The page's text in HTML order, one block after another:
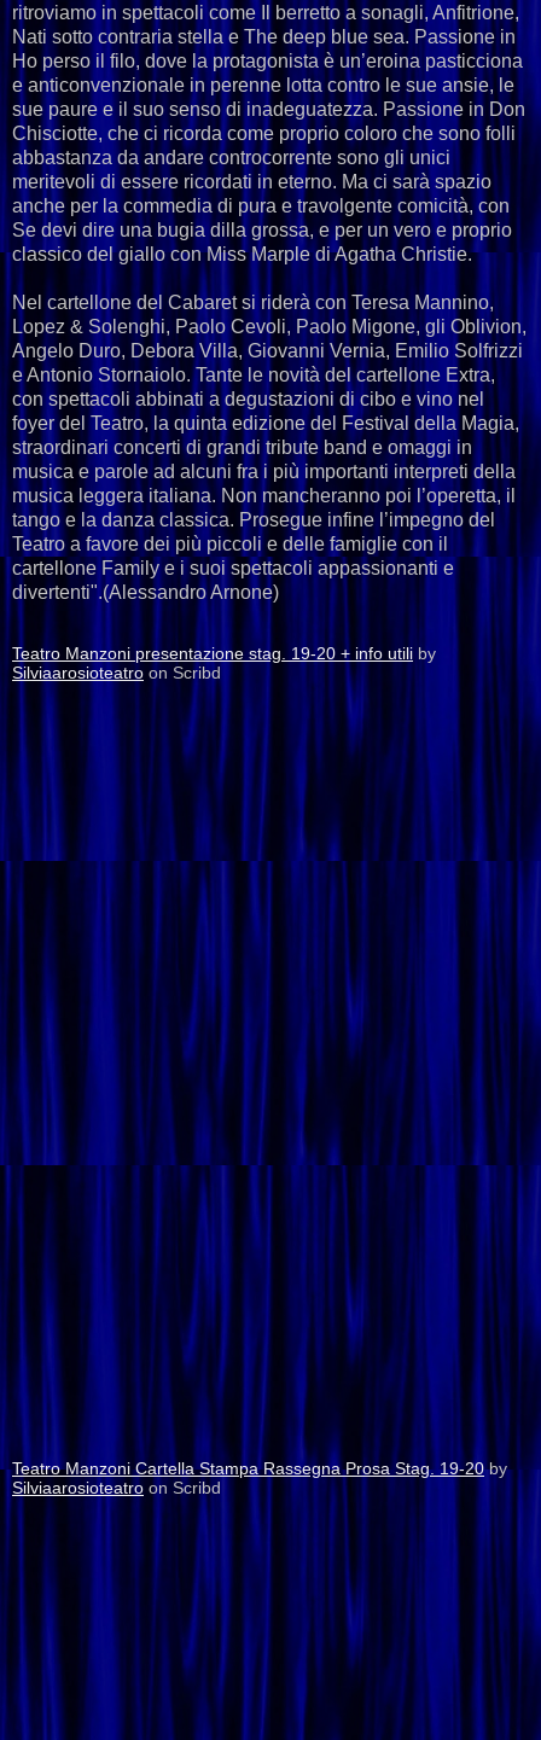
ritroviamo in spettacoli come Il berretto a sonagli, Anfitrione,
Nati sotto contraria stella e The deep blue sea. Passione in
Ho perso il filo, dove la protagonista è un’eroina pasticciona
e anticonvenzionale in perenne lotta contro le sue ansie, le
sue paure e il suo senso di inadeguatezza. Passione in Don
Chisciotte, che ci ricorda come proprio coloro che sono folli
abbastanza da andare controcorrente sono gli unici
meritevoli di essere ricordati in eterno. Ma ci sarà spazio
anche per la commedia di pura e travolgente comicità, con
Se devi dire una bugia dilla grossa, e per un vero e proprio
classico del giallo con Miss Marple di Agatha Christie.
Nel cartellone del Cabaret si riderà con Teresa Mannino,
Lopez & Solenghi, Paolo Cevoli, Paolo Migone, gli Oblivion,
Angelo Duro, Debora Villa, Giovanni Vernia, Emilio Solfrizzi
e Antonio Stornaiolo. Tante le novità del cartellone Extra,
con spettacoli abbinati a degustazioni di cibo e vino nel
foyer del Teatro, la quinta edizione del Festival della Magia,
straordinari concerti di grandi tribute band e omaggi in
musica e parole ad alcuni fra i più importanti interpreti della
musica leggera italiana. Non mancheranno poi l’operetta, il
tango e la danza classica. Prosegue infine l’impegno del
Teatro a favore dei più piccoli e delle famiglie con il
cartellone Family e i suoi spettacoli appassionanti e
divertenti".(Alessandro Arnone)
Teatro Manzoni presentazione stag. 19-20 + info utili by
Silviaarosioteatro on Scribd
Teatro Manzoni Cartella Stampa Rassegna Prosa Stag. 19-20by
Silviaarosioteatro on Scribd